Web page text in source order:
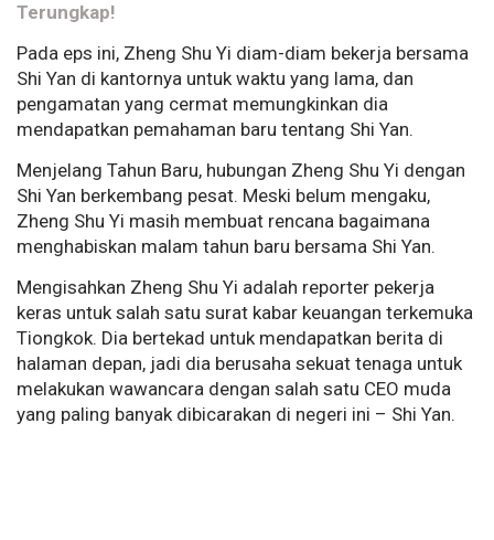
Terungkap!
Pada eps ini, Zheng Shu Yi diam-diam bekerja bersama
Shi Yan di kantornya untuk waktu yang lama, dan
pengamatan yang cermat memungkinkan dia
mendapatkan pemahaman baru tentang Shi Yan.
Menjelang Tahun Baru, hubungan Zheng Shu Yi dengan
Shi Yan berkembang pesat. Meski belum mengaku,
Zheng Shu Yi masih membuat rencana bagaimana
menghabiskan malam tahun baru bersama Shi Yan.
Mengisahkan Zheng Shu Yi adalah reporter pekerja
keras untuk salah satu surat kabar keuangan terkemuka
Tiongkok. Dia bertekad untuk mendapatkan berita di
halaman depan, jadi dia berusaha sekuat tenaga untuk
melakukan wawancara dengan salah satu CEO muda
yang paling banyak dibicarakan di negeri ini – Shi Yan.